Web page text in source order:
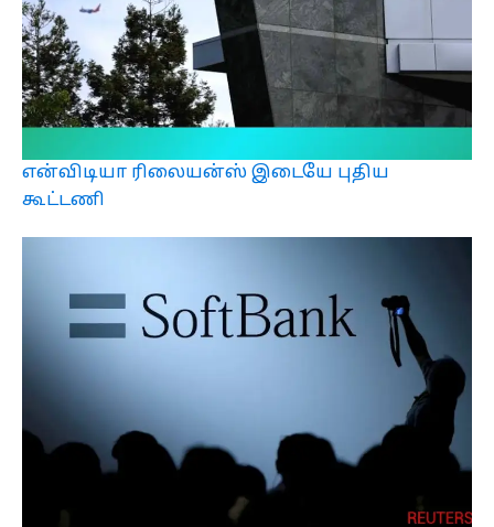
என்விடியா ரிலையன்ஸ் இடையே புதிய
கூட்டணி